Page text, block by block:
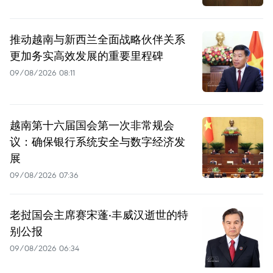
推动越南与新西兰全面战略伙伴关系
更加务实高效发展的重要里程碑
09/08/2026 08:11
越南第十六届国会第一次非常规会
议：确保银行系统安全与数字经济发
展
09/08/2026 07:36
老挝国会主席赛宋蓬·丰威汉逝世的特
别公报
09/08/2026 06:34